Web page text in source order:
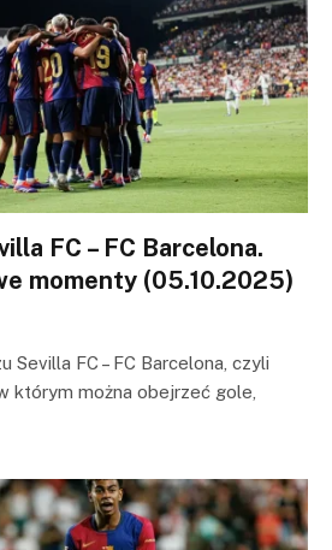
FC – FC Barcelona.
momenty (05.10.2025)
Sevilla FC – FC Barcelona, czyli
którym można obejrzeć gole,